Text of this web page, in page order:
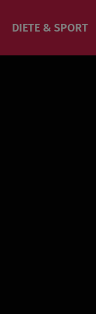
DIETE & SPORT